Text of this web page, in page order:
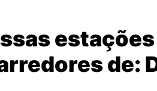
de: